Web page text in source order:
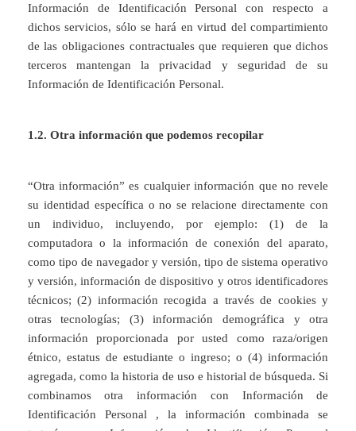
Información de Identificación Personal con respecto a
dichos servicios, sólo se hará en virtud del compartimiento
de las obligaciones contractuales que requieren que dichos
terceros mantengan la privacidad y seguridad de su
Información de Identificación Personal.
1.2. Otra información que podemos recopilar
“Otra información” es cualquier información que no revele
su identidad específica o no se relacione directamente con
un individuo, incluyendo, por ejemplo: (1) de la
computadora o la información de conexión del aparato,
como tipo de navegador y versión, tipo de sistema operativo
y versión, información de dispositivo y otros identificadores
técnicos; (2) información recogida a través de cookies y
otras tecnologías; (3) información demográfica y otra
información proporcionada por usted como raza/origen
étnico, estatus de estudiante o ingreso; o (4) información
agregada, como la historia de uso e historial de búsqueda. Si
combinamos otra información con Información de
Identificación Personal , la información combinada se